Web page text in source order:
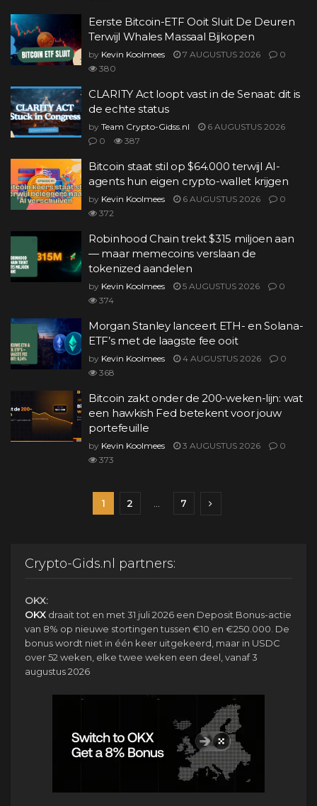
Eerste Bitcoin-ETF Ooit Sluit De Deuren
Terwijl Whales Massaal Bijkopen
by Kevin Koolmees 7 AUGUSTUS 2026
0
380
CLARITY Act loopt vast in de Senaat: dit is
de echte status
by Team Crypto-Gidss.nl
6 AUGUSTUS 2026
0
387
Bitcoin staat stil op $64.000 terwijl AI-
agents hun eigen crypto-wallet krijgen
by Kevin Koolmees 6 AUGUSTUS 2026
0
372
Robinhood Chain trekt $315 miljoen aan
— maar memecoins verslaan de
tokenized aandelen
by Kevin Koolmees 5 AUGUSTUS 2026
0
374
Morgan Stanley lanceert ETH- en Solana-
ETF’s met de laagste fee ooit
by Kevin Koolmees 4 AUGUSTUS 2026
0
368
Bitcoin zakt onder de 200-weken-lijn: wat
een hawkish Fed betekent voor jouw
portefeuille
by Kevin Koolmees 3 AUGUSTUS 2026
0
373
1 2 7
Crypto-Gids.nl partners:
OKX:
OKX draait tot en met 31 juli 2026 een Deposit Bonus-actie
van 8% op nieuwe stortingen tussen €10 en €250.000. De
bonus wordt niet in één keer uitgekeerd, maar in USDC
over 52 weken, elke twee weken een deel, vanaf 3
augustus 2026